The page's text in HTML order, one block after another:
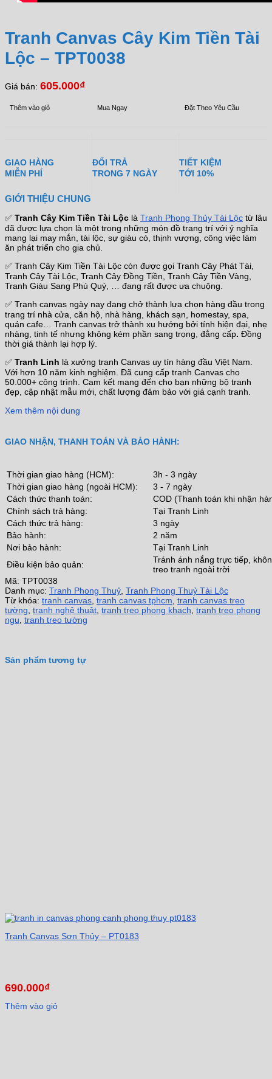
Tranh Canvas Cây Kim Tiền Tài
Lộc – TPT0038
Giá bán: 605.000₫
Thêm vào giỏ Mua Ngay Đặt Theo Yêu Cầu
GIAO HÀNG
MIỄN PHÍ
ĐỔI TRẢ
TRONG 7 NGÀY
TIẾT KIỆM
TỚI 10%
GIỚI THIỆU CHUNG
✅ Tranh Cây Kim Tiền Tài Lộc là Tranh Phong Thủy Tài Lộc từ lâu
đã được lựa chọn là một trong những món đồ trang trí với ý nghĩa
mang lại may mắn, tài lộc, sự giàu có, thịnh vượng, công việc làm
ăn phát triển cho gia chủ.
✅ Tranh Cây Kim Tiền Tài Lộc còn được gọi Tranh Cây Phát Tài,
Tranh Cây Tài Lộc, Tranh Cây Đồng Tiền, Tranh Cây Tiền Vàng,
Tranh Giàu Sang Phú Quý, … đang rất được ưa chuộng.
✅ Tranh canvas ngày nay đang chở thành lựa chọn hàng đầu trong
trang trí nhà cửa, căn hộ, nhà hàng, khách sạn, homestay, spa,
quán cafe… Tranh canvas trở thành xu hướng bởi tính hiện đại, nhẹ
nhàng, tinh tế nhưng không kém phần sang trọng, đẳng cấp. Đồng
thời giá thành lại hợp lý.
✅ Tranh Linh là xưởng tranh Canvas uy tín hàng đầu Việt Nam.
Với hơn 10 năm kinh nghiệm. Đã cung cấp tranh Canvas cho
50.000+ công trình. Cam kết mang đến cho bạn những bộ tranh
đẹp, cập nhật mẫu mới, chất lượng đảm bảo với giá cạnh tranh.
Xem thêm nội dung
GIAO NHẬN, THANH TOÁN VÀ BẢO HÀNH:
Thời gian giao hàng (HCM):
3h - 3 ngày
Thời gian giao hàng (ngoài HCM):
3 - 7 ngày
Cách thức thanh toán:
COD (Thanh toán khi nhận
Chính sách trả hàng:
Tại Tranh Linh
Cách thức trả hàng:
3 ngày
Bảo hành:
2 năm
Nơi bảo hành:
Tại Tranh Linh
Điều kiện bảo quản:
Tránh ánh nắng trực tiếp,
treo tranh ngoài trời
Mã: TPT0038
Danh mục: Tranh Phong Thuỷ Tranh Phong Thuỷ Tài Lộc
Từ khóa: tranh canvas tranh canvas tphcm tranh canvas treo
tường tranh nghệ thuật tranh treo phong khach tranh treo phong
ngu tranh treo tường
Sản phẩm tương tự
Tranh Canvas Sơn Thủy – PT0183
690.000₫
Thêm vào giỏ